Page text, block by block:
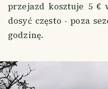
przejazd kosztuje 5 €
dosyć często - poza
godzinę.